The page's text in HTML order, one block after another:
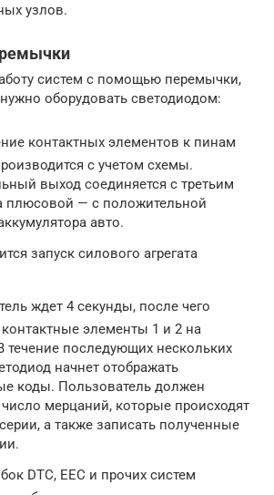
узлов.
систем с помощью перемычки,
оборудовать светодиодом:
контактных элементов к пинам
с учетом схемы.
выход соединяется с третьим
плюсовой — с положительной
авто.
запуск силового агрегата
ждет 4 секунды, после чего
элементы 1 и 2 на
течение последующих нескольких
начнет отображать
коды. Пользователь должен
число мерцаний, которые происходят
а также записать полученные
DTC, EEC и прочих систем